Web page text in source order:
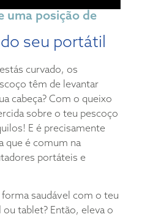
uma posição de
seu portátil
curvado, os
têm de levantar
cabeça? Com o queixo
sobre o teu pescoço
E é precisamente
que é comum na
portáteis e
saudável com o teu
tablet? Então, eleva o